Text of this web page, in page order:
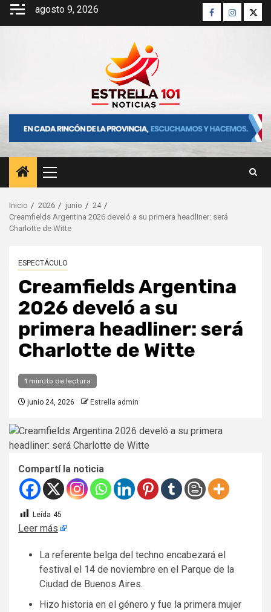
Saltar
agosto 9, 2026 Facebook
Instagram
Menú
principal
Inicio 2026 junio
24
Creamfields Argentina 2026 develó a su primera headliner: será
Charlotte de Witte
ESPECTÁCULO
Creamfields Argentina
2026 develó a su
primera headliner: será
Charlotte de Witte
1 minuto de lectura
junio 24, 2026 Estrella admin
Compartí la noticia
Leída 45
Leer más
La referente belga del techno encabezará el
festival el 14 de noviembre en el Parque de la
Ciudad de Buenos Aires.
Hizo historia en el género y fue la primera mujer